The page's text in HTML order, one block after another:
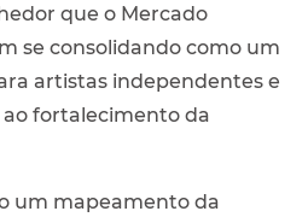
que o Mercado
se consolidando como um
artistas independentes e
fortalecimento da
um mapeamento da